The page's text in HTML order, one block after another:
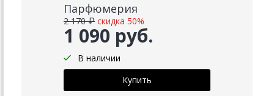
Парфюмерия
1 090 руб.
2 170 ₽ скидка 50%
В наличии